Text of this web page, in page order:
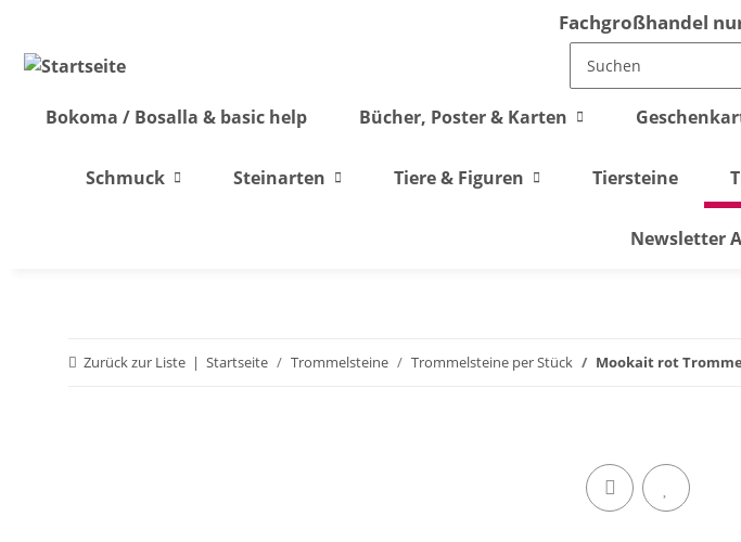
Fachgroßhandel
Bokoma / Bosalla & basic help Bücher, Poster & Karten
Schmuck Steinarten Tiere & Figuren Tiersteine
Newsletter
Zurück zur Liste Startseite Trommelsteine Trommelsteine per Stück Mookait rot